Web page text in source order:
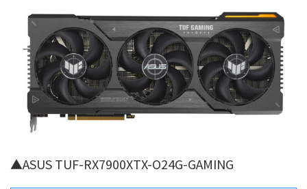
▲ASUS TUF-RX7900XTX-O24G-GAMING